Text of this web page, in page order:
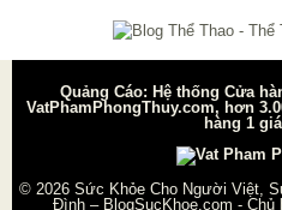
Quảng Cáo: Hệ thống Cửa
VatPhamPhongThuy.com, hơn
hàng 1
© 2026 Sức Khỏe Cho Người Việt,
Đình – BlogSucKhoe.com - Chủ